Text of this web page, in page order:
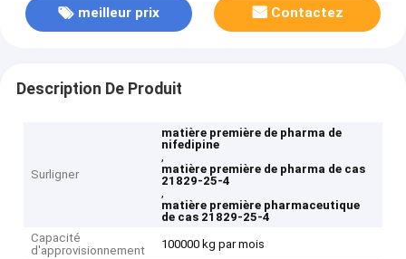
meilleur prix Contactez
Description De Produit
Surligner
matière première de pharma de
nifedipine
,
matière première de pharma de cas
21829-25-4
,
matière première pharmaceutique
de cas 21829-25-4
Capacité
d'approvisionnement
100000 kg par mois